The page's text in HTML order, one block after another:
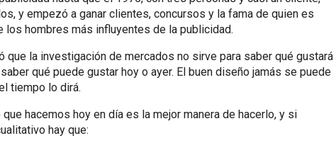
y empezó a ganar clientes, concursos y la fama de quien es
los hombres más influyentes de la publicidad.
que la investigación de mercados no sirve para saber qué gustará
qué puede gustar hoy o ayer. El buen diseño jamás se puede
tiempo lo dirá.
hacemos hoy en día es la mejor manera de hacerlo, y si
hay que: